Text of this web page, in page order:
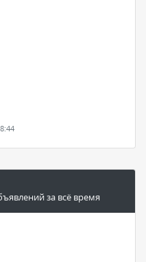
за всё время